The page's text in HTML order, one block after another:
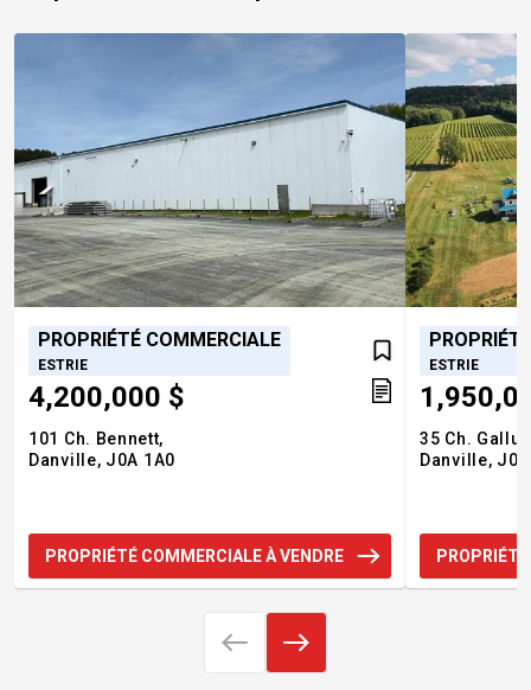
PROPRIÉTÉ COMMERCIALE
ESTRIE
4,200,000 $
101 Ch. Bennett,
Danville, J0A 1A0
PROPRIÉTÉ COMMERCIALE À VENDRE
ESTRIE
35 Ch.
Danville,